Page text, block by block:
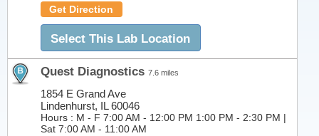
Get Direction
Select This Lab Location
Quest Diagnostics 7.6 miles
1854 E Grand Ave
Lindenhurst, IL 60046
Hours : M - F 7:00 AM - 12:00 PM 1:00 PM - 2:30 PM |
Sat 7:00 AM - 11:00 AM